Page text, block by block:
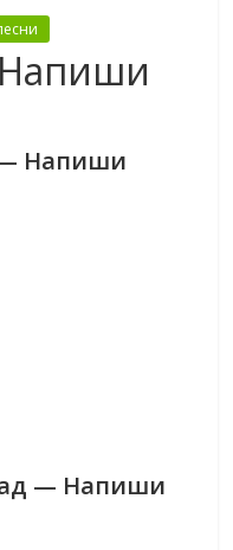
Напиши
— Напиши